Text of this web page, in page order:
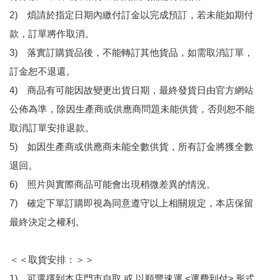
2)　煩請於指定日期內繳付訂金以完成預訂，若未能如期付
款，訂單將作取消。
3)　落實訂購貨品後，不能轉訂其他貨品，如需取消訂單，
訂金恕不退還。
4)　商品有可能因故變更出貨日期，最終發貨日由官方網站
公佈為準，除因生產商或供應商問題未能供貨，否則恕不能
取消訂單安排退款。
5)　如因生產商或供應商未能全數供貨，所有訂金將獲全數
退回。
6)　照片與實際商品可能會出現稍微差異的情況。
7)　確定下單訂購即視為同意遵守以上相關規定，本店保留
最終決定之權利。
＜＜取貨安排：＞＞